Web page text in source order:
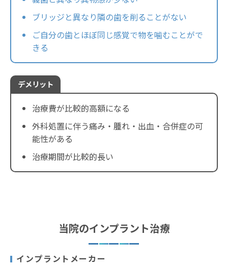
ブリッジと異なり隣の歯を削ることがない
ご自分の歯とほぼ同じ感覚で物を噛むことがで
きる
デメリット
治療費が比較的高額になる
外科処置に伴う痛み・腫れ・出血・合併症の可
能性がある
治療期間が比較的長い
当院のインプラント治療
インプラントメーカー